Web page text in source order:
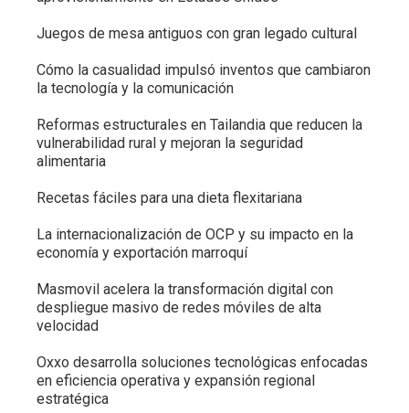
Juegos de mesa antiguos con gran legado cultural
Cómo la casualidad impulsó inventos que cambiaron
la tecnología y la comunicación
Reformas estructurales en Tailandia que reducen la
vulnerabilidad rural y mejoran la seguridad
alimentaria
Recetas fáciles para una dieta flexitariana
La internacionalización de OCP y su impacto en la
economía y exportación marroquí
Masmovil acelera la transformación digital con
despliegue masivo de redes móviles de alta
velocidad
Oxxo desarrolla soluciones tecnológicas enfocadas
en eficiencia operativa y expansión regional
estratégica